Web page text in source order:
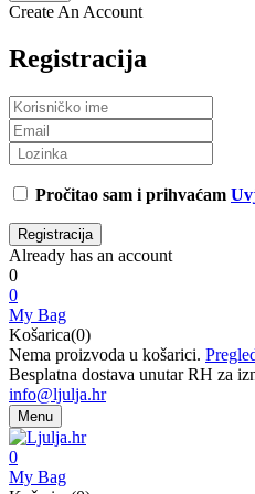
Create An Account
Registracija
Pročitao sam i prihvaćam
Already has an account
0
0
My Bag
Košarica(0)
Nema proizvoda u košarici.
Besplatna dostava unutar RH za
info@ljulja.hr
Menu
0
My Bag